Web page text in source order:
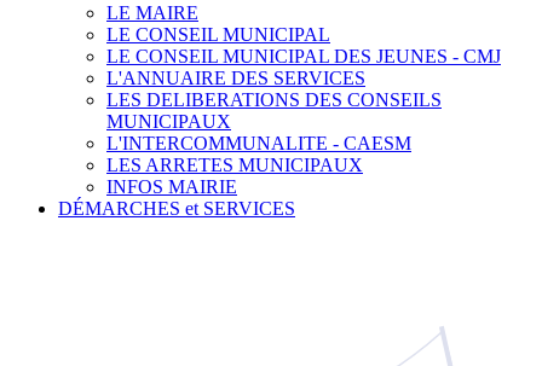
LE MAIRE
LE CONSEIL MUNICIPAL
LE CONSEIL MUNICIPAL DES JEUNES - CMJ
L'ANNUAIRE DES SERVICES
LES DELIBERATIONS DES CONSEILS
MUNICIPAUX
L'INTERCOMMUNALITE - CAESM
LES ARRETES MUNICIPAUX
INFOS MAIRIE
DÉMARCHES et SERVICES